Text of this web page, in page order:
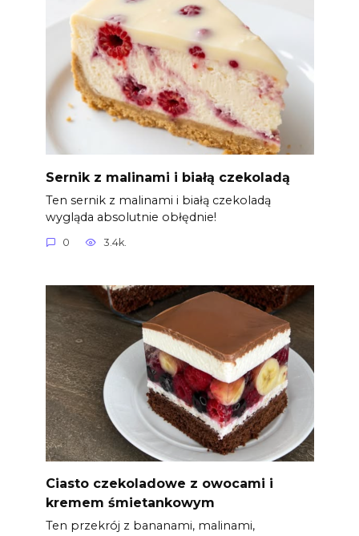
Sernik z malinami i białą czekoladą
Ten sernik z malinami i białą czekoladą
wygląda absolutnie obłędnie!
0 3.4k.
Ciasto czekoladowe z owocami i
kremem śmietankowym
Ten przekrój z bananami, malinami,